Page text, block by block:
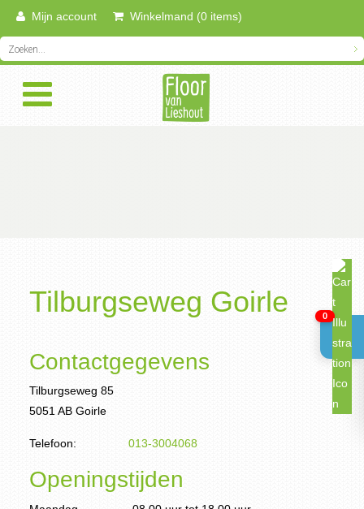
Mijn account Winkelmand (0 items)
Tilburgseweg Goirle
Contactgegevens
Tilburgseweg 85
5051 AB Goirle
Telefoon: 013-3004068
Openingstijden
0